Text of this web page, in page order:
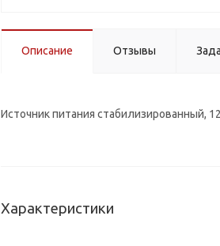
Описание Отзывы
Источник питания стабилизированный,
Характеристики